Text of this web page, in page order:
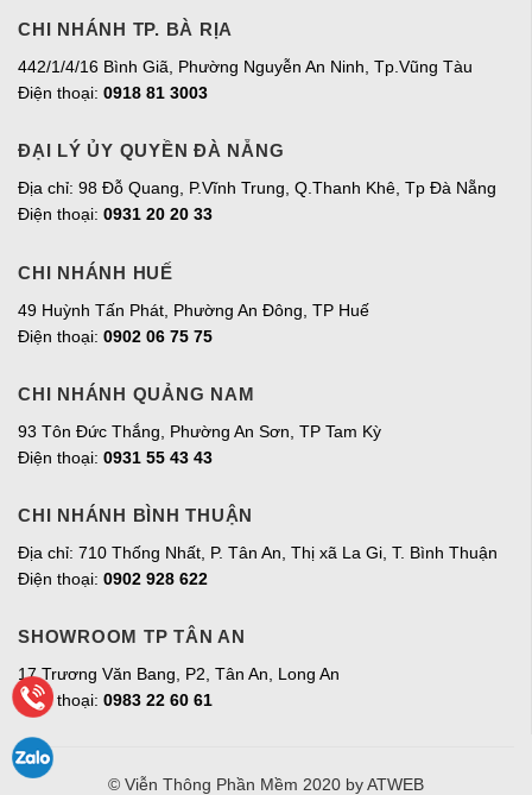
CHI NHÁNH TP. BÀ RỊA
442/1/4/16 Bình Giã, Phường Nguyễn An Ninh, Tp.Vũng Tàu
Điện thoại: 0918 81 3003
ĐẠI LÝ ỦY QUYỀN ĐÀ NẴNG
Địa chỉ: 98 Đỗ Quang, P.Vĩnh Trung, Q.Thanh Khê, Tp Đà Nẵng
Điện thoại: 0931 20 20 33
CHI NHÁNH HUẾ
49 Huỳnh Tấn Phát, Phường An Đông, TP Huế
Điện thoại: 0902 06 75 75
CHI NHÁNH QUẢNG NAM
93 Tôn Đức Thắng, Phường An Sơn, TP Tam Kỳ
Điện thoại: 0931 55 43 43
CHI NHÁNH BÌNH THUẬN
Địa chỉ: 710 Thống Nhất, P. Tân An, Thị xã La Gi, T. Bình Thuận
Điện thoại: 0902 928 622
SHOWROOM TP TÂN AN
17 Trương Văn Bang, P2, Tân An, Long An
Điện thoại: 0983 22 60 61
© Viễn Thông Phần Mềm 2020 by ATWEB